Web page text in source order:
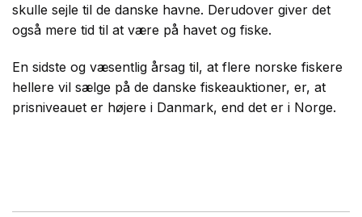
skulle sejle til de danske havne. Derudover giver det
også mere tid til at være på havet og fiske.
En sidste og væsentlig årsag til, at flere norske fiskere
hellere vil sælge på de danske fiskeauktioner, er, at
prisniveauet er højere i Danmark, end det er i Norge.